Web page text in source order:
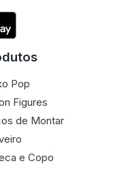
confiável, com
de compra.
Pop
Figures